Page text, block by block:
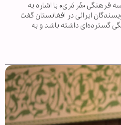
«دُر دَری» با اشاره به
ایرانی در افغانستان گفت
گسترده‌ای داشته باشد و به